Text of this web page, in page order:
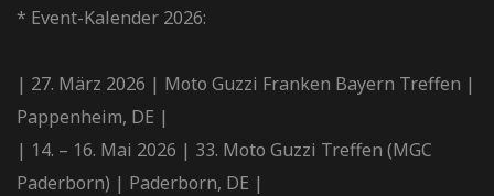
* Event-Kalender 2026:
| 27. März 2026 | Moto Guzzi Franken Bayern Treffen |
Pappenheim, DE |
| 14. – 16. Mai 2026 | 33. Moto Guzzi Treffen (MGC
Paderborn) | Paderborn, DE |